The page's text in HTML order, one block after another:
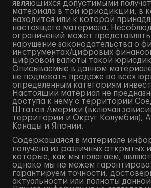
являющихся допустимыми
материала в той юрисдикции, в
находится или к которой
настоящего материала.
ограничений может
нарушение законодательства о
инструментах/цифровых
цифровой валюты такой
Описываемые в данном
не подлежать продаже во всех
определенным категориям
Настоящий материал не
доступа к нему с территории
Штатов Америки (включая
территории и Округ Колумбия),
Канады и Японии.
Содержащаяся в материале
получена из различных открытых
которые, как мы полагаем,
однако мы не можем
гарантируем точности,
актуальности или полноты